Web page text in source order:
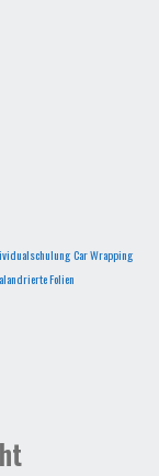
Car Wrapping
Folien